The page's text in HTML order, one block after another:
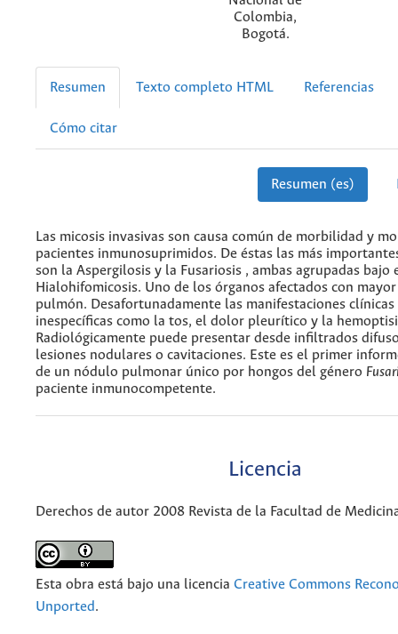
Colombia,
Bogotá.
Resumen Texto completo HTML Referencias
Cómo citar
Resumen (es)
Las micosis invasivas son causa común de morbilidad y
pacientes inmunosuprimidos. De éstas las más
son la Aspergilosis y la Fusariosis , ambas agrupadas bajo
Hialohifomicosis. Uno de los órganos afectados con
pulmón. Desafortunadamente las manifestaciones clínicas
inespecíficas como la tos, el dolor pleurítico y la
Radiológicamente puede presentar desde infiltrados
lesiones nodulares o cavitaciones. Este es el primer
de un nódulo pulmonar único por hongos del género
paciente inmunocompetente.
Licencia
Derechos de autor 2008 Revista de la Facultad de
Esta obra está bajo una licencia Creative Commons
Unported.